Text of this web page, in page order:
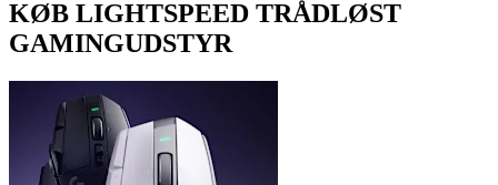
KØB LIGHTSPEED TRÅDLØST
GAMINGUDSTYR